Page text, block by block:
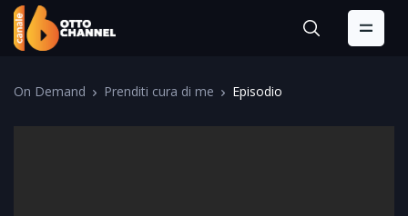
On Demand Prenditi cura di me Episodio